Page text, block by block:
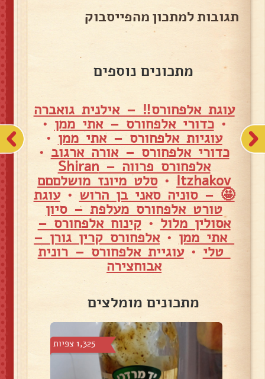
תגובות למתכון מהפייסבוק
מתכונים נוספים
עוגת אלפחורס‼ – אילנית גואברה
•כדורי אלפחורס – אתי ממן •
עוגיות אלפחורס – אתי ממן •
כדורי אלפחורס – אורה ארגוב •
אלפחורס פרווה – Shiran
Itzhakov
•סלט מיונז מושלםםם
🤩 – סוניה סאני בן הרוש •עוגת
טורט אלפחורס מעלפת – סיון
אסולין מלול •קינוח אלפחורס –
אתי ממן •אלפחורס קרין גורן –
טלי •עוגיית אלפחורס – רונית
אבוחצירה
מתכונים מומלצים
1,325 צפיות